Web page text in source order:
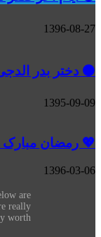
1396-08-27
⚫️ دختر بدر
1395-09-09
💖 رمضان مبارک
1396-03-06
are
really
worth…